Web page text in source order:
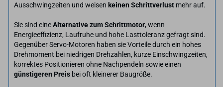
Ausschwingzeiten und weisen keinen Schrittverlust mehr auf.
Sie sind eineAlternative zum Schrittmotor, wenn
Energieeffizienz, Laufruhe und hohe Lasttoleranz gefragt sind.
Gegenüber Servo-Motoren haben sie Vorteile durch ein hohes
Drehmoment bei niedrigen Drehzahlen, kurze Einschwingzeiten,
korrektes Positionieren ohne Nachpendeln sowie einen
günstigeren Preis bei oft kleinerer Baugröße.